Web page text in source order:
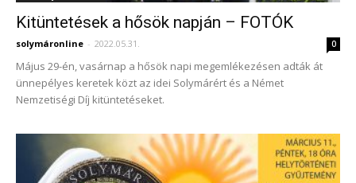
Kitüntetések a hősök napján – FOTÓK
solymáronline - 2022.05.31. 0
Május 29-én, vasárnap a hősök napi megemlékezésen adták át
ünnepélyes keretek közt az idei Solymárért és a Német
Nemzetiségi Díj kitüntetéseket.